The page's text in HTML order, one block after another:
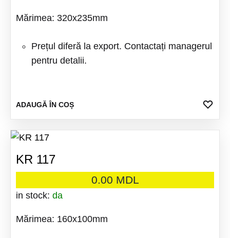
Mărimea: 320x235mm
Prețul diferă la export. Contactați managerul
pentru detalii.
ADAUGĂ ÎN COȘ
KR 117
0.00 MDL
in stock: da
Mărimea: 160x100mm